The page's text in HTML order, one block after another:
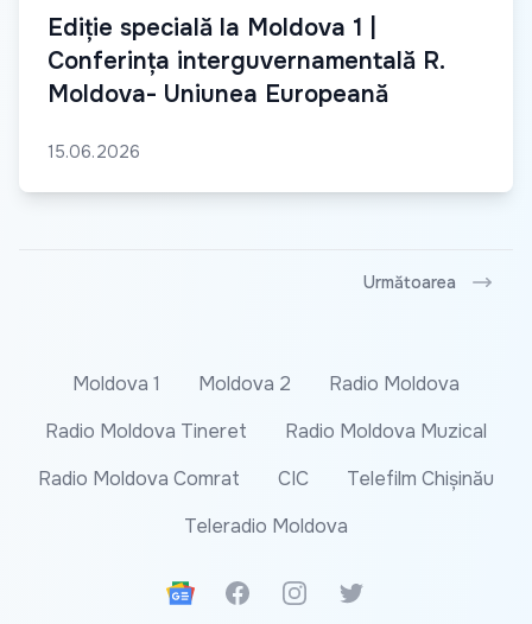
Ediție specială la Moldova 1 |
Conferința interguvernamentală R.
Moldova- Uniunea Europeană
15.06.2026
Următoarea
Moldova 1 Moldova 2
Radio Moldova
Radio Moldova Tineret
Radio Moldova Muzical
Radio Moldova Comrat
CIC
Telefilm Chișinău
Teleradio Moldova
Google News
FacebookInstagramTwitter